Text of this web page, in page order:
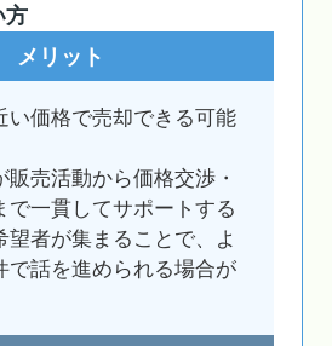
方
メリット
い価格で売却できる可能
販売活動から価格交渉・
で一貫してサポートする
望者が集まることで、よ
で話を進められる場合が